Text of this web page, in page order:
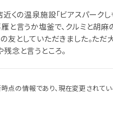
近くの温泉施設「ビアスパーク
と言うか塩釜で、クルミと胡
友としていただきました。た
念と言うところ。
の情報であり、現在変更されてい